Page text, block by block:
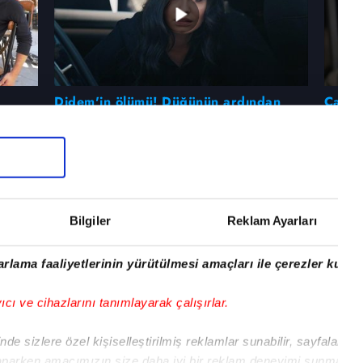
Bilgiler Reklam Ayarları
faaliyetlerinin yürütülmesi amaçları ile çerezler
ve cihazlarını tanımlayarak çalışırlar.
sizlere özel kişiselleştirilmiş reklamlar sunabilir,
Didem'in ölümü! Düğünün ardından